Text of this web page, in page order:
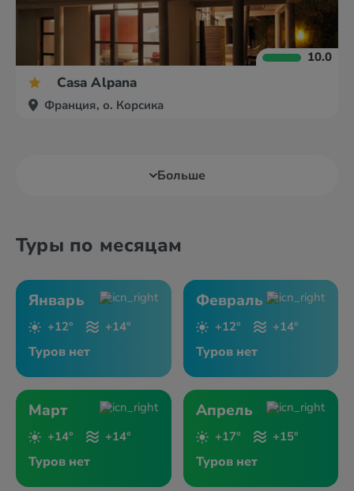
10.0
Casa Alpana
Франция, о. Корсика
Больше
Туры по месяцам
Январь
+12° +14°
Туров нет
Февраль
+12° +14°
Туров нет
Март
+14° +14°
Туров нет
Апрель
+17° +15°
Туров нет